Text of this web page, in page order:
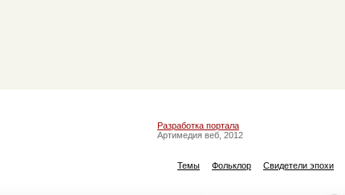
Разработка портала
Артимедия веб, 2012
Темы Фольклор Свидетели эпохи